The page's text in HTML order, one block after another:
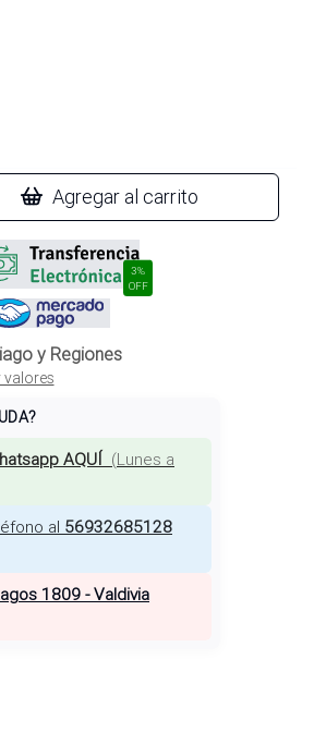
Agregar al carrito
3%
OFF
y Regiones
valores
AQUÍ (Lunes a
al 56932685128
1809 - Valdivia